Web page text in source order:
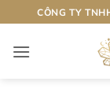
qua
nội
CÔNG TY